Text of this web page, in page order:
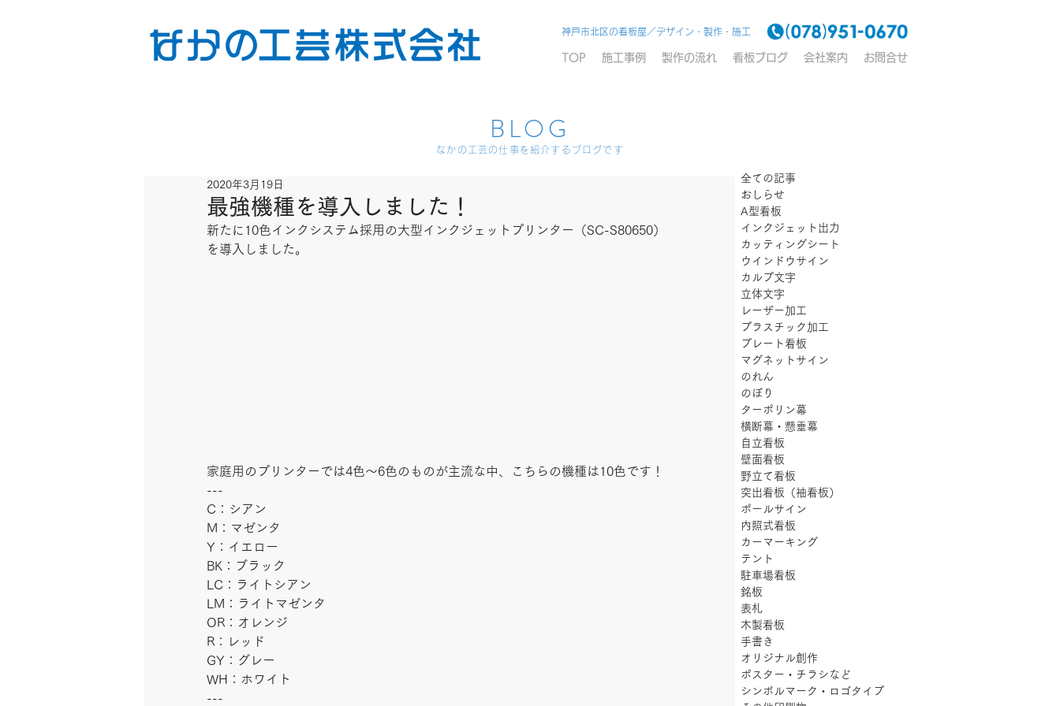
神戸市北区の看板屋／デザイン・製作・施工
TOP 施工事例 製作の流れ 看板ブログ 会社案内 お問合せ
最強機種を導入しました！
2020年3月19日
新たに10色インクシステム採用の大型インクジェットプリンター（SC-S80650）
を導入しました。
家庭用のプリンターでは4色〜6色のものが主流な中、こちらの機種は10色です！
---
C：シアン
M：マゼンタ
Y：イエロー
BK：ブラック
LC：ライトシアン
LM：ライトマゼンタ
OR：オレンジ
R：レッド
GY：グレー
WH：ホワイト
---
BLOG
なかの工芸の仕事を紹介するブログです
全ての記事
おしらせ
A型看板
インクジェット出力
カッティングシート
ウインドウサイン
カルプ文字
立体文字
レーザー加工
プラスチック加工
プレート看板
マグネットサイン
のれん
のぼり
ターポリン幕
横断幕・懸垂幕
自立看板
壁面看板
野立て看板
突出看板（袖看板）
ポールサイン
内照式看板
カーマーキング
テント
駐車場看板
銘板
表札
木製看板
手書き
オリジナル創作
ポスター・チラシなど
シンボルマーク・ロゴタイプ